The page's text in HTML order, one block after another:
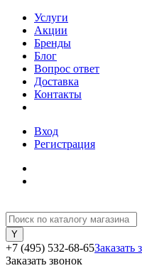
Услуги
Акции
Бренды
Блог
Вопрос ответ
Доставка
Контакты
Вход
Регистрация
+7 (495) 532-68-65Заказать
Заказать звонок